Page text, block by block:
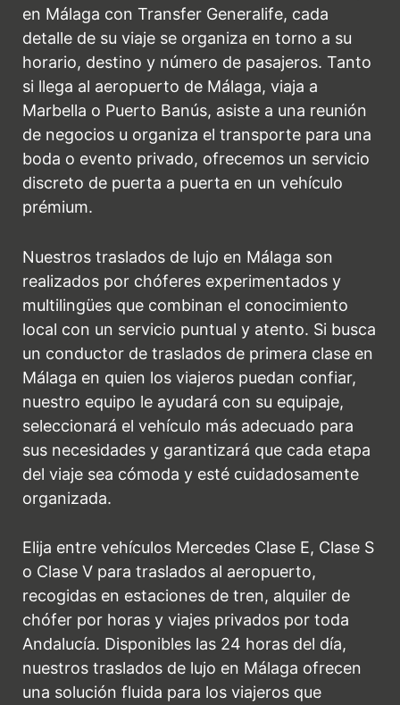
en Málaga con Transfer Generalife, cada
detalle de su viaje se organiza en torno a su
horario, destino y número de pasajeros. Tanto
si llega al aeropuerto de Málaga, viaja a
Marbella o Puerto Banús, asiste a una reunión
de negocios u organiza el transporte para una
boda o evento privado, ofrecemos un servicio
discreto de puerta a puerta en un vehículo
prémium.
Nuestros traslados de lujo en Málaga son
realizados por chóferes experimentados y
multilingües que combinan el conocimiento
local con un servicio puntual y atento. Si busca
un conductor de traslados de primera clase en
Málaga en quien los viajeros puedan confiar,
nuestro equipo le ayudará con su equipaje,
seleccionará el vehículo más adecuado para
sus necesidades y garantizará que cada etapa
del viaje sea cómoda y esté cuidadosamente
organizada.
Elija entre vehículos Mercedes Clase E, Clase S
o Clase V para traslados al aeropuerto,
recogidas en estaciones de tren, alquiler de
chófer por horas y viajes privados por toda
Andalucía. Disponibles las 24 horas del día,
nuestros traslados de lujo en Málaga ofrecen
una solución fluida para los viajeros que